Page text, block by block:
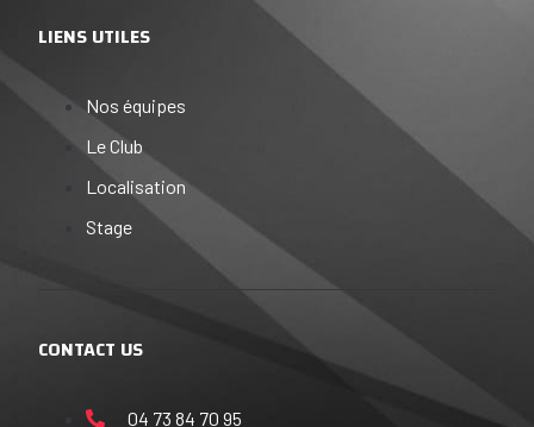
LIENS UTILES
Nos équipes
Le Club
Localisation
Stage
CONTACT US
04 73 84 70 95